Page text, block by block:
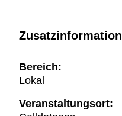
Zusatzinformation
Bereich:
Lokal
Veranstaltungsort: